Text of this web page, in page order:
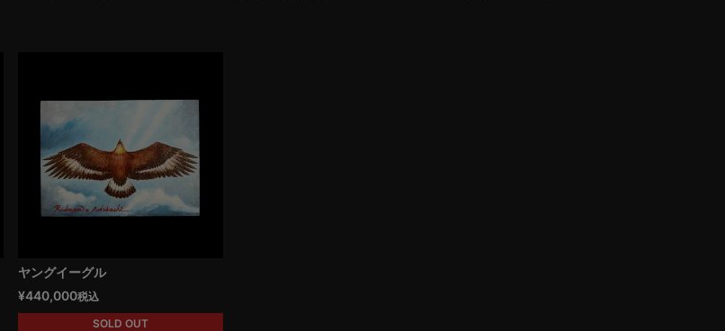
ヤングイーグル
¥440,000税込
SOLD OUT